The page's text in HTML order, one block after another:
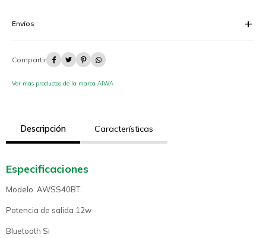
Envíos
   
Ver mas productos de la marca AIWA
Descripción Características
Especificaciones
Modelo AWSS40BT
Potencia de salida 12w
Bluetooth Si